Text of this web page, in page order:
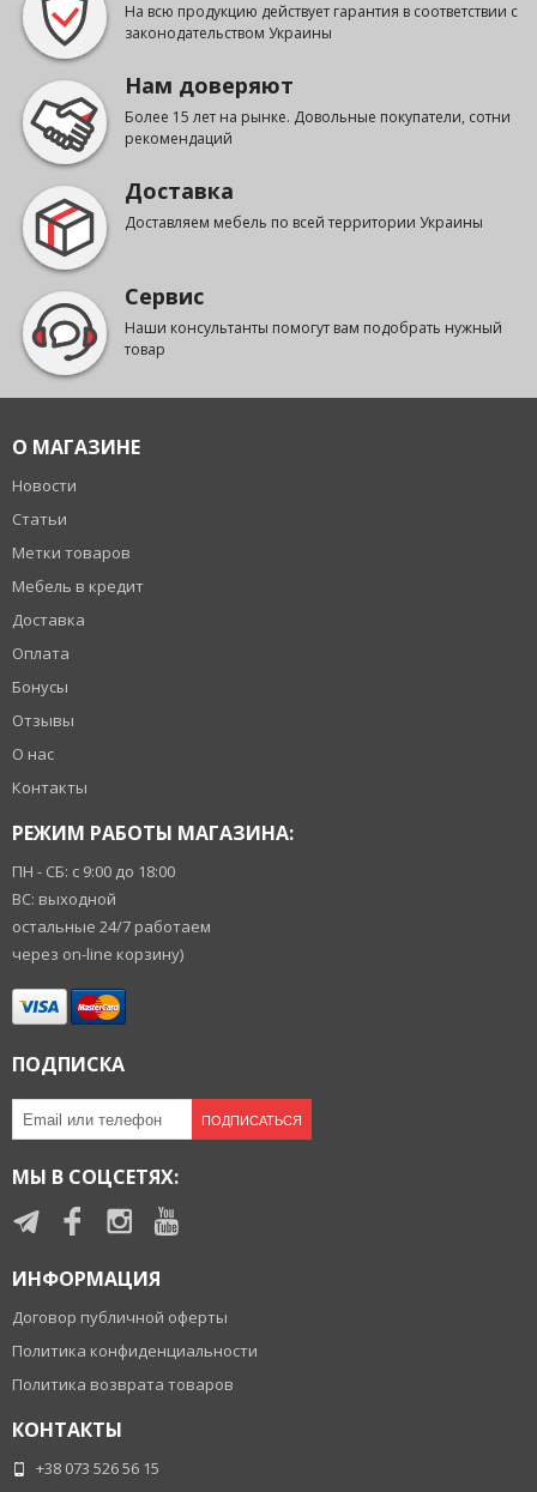
На всю продукцию действует гарантия в соответствии с
законодательством Украины
Нам доверяют
Более 15 лет на рынке. Довольные покупатели, сотни
рекомендаций
Доставка
Доставляем мебель по всей территории Украины
Сервис
Наши консультанты помогут вам подобрать нужный
товар
О МАГАЗИНЕ
Новости
Статьи
Метки товаров
Мебель в кредит
Доставка
Оплата
Бонусы
Отзывы
О нас
Контакты
РЕЖИМ РАБОТЫ МАГАЗИНА:
ПН - СБ: с 9:00 до 18:00
ВС: выходной
остальные 24/7 работаем
через on-line корзину)
ПОДПИСКА
ПОДПИСАТЬСЯ
МЫ В СОЦСЕТЯХ:
ИНФОРМАЦИЯ
Договор публичной оферты
Политика конфиденциальности
Политика возврата товаров
КОНТАКТЫ
+38 073 526 56 15